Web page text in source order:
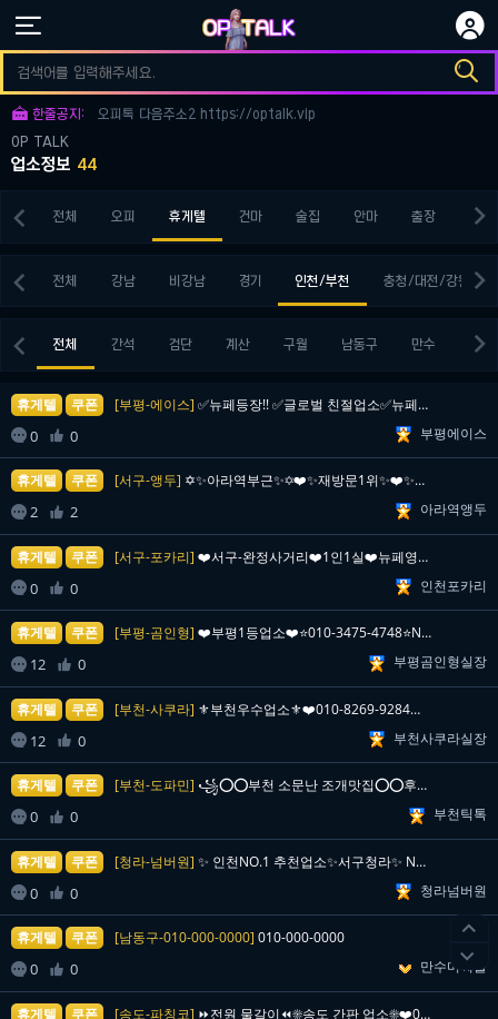
 

 한줄공지:
오피토크 다음주소3 https://optalk.vip
오피토크 다음주소1 https://optalk.vip
오피톡 다음주소2 https://optalk.vip
OP TALK
업소정보 44
 전체 오피 휴게텔 건마 술집 안마 출장 키스

 전체 강남 비강남 경기 인천/부천 충청/대전/강원 
 전체 간석 검단 계산 구월 남동구 만수 부천

휴게텔 쿠폰 [부평-에이스] ✅뉴페등장!! ✅글로벌 친절업소✅뉴페이스 영입!!✅내상…
 0  0 부평에이스
휴게텔 쿠폰 [서구-앵두] ✡️✨아라역부근✨✡️❤️✨재방문1위✨❤️✨서비스1위✨❤…
 2  2 아라역앵두
휴게텔 쿠폰 [서구-포카리] ❤️서구-완정사거리❤️1인1실❤️뉴페영입❤️와꾸천국❤️…
 0  0 인천포카리
휴게텔 쿠폰 [부평-곰인형] ❤️부평1등업소❤️⭐010-3475-4748⭐NF-영입…
 12  0 부평곰인형실장
휴게텔 쿠폰 [부천-사쿠라] ⚜️부천우수업소⚜️❤️010-8269-9284❤️NF-…
 12  0 부천사쿠라실장
휴게텔 쿠폰 [부천-도파민] ꧁⭕️⭕️부천 소문난 조개맛집⭕️⭕️후회없이 모시겠습니…
 0  0 부천틱톡
휴게텔 쿠폰 [청라-넘버원] ✨ 인천NO.1 추천업소✨서구청라✨ NF출근완료✨ 와꾸…
 0  0 청라넘버원
휴게텔 쿠폰 [남동구-010-000-0000] 010-000-0000
 0  0 만수미씨들
휴게텔 쿠폰 [송도-파칭코] ⏩전원 물갈이⏪☀️송도 간판 업소☀️❤️010-9751…

